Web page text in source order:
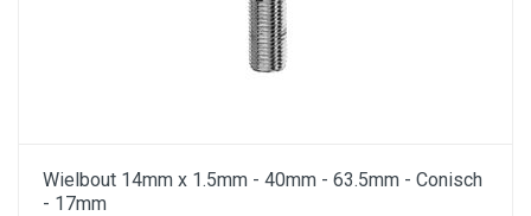
Wielbout 14mm x 1.5mm - 40mm - 63.5mm - Conisch
- 17mm